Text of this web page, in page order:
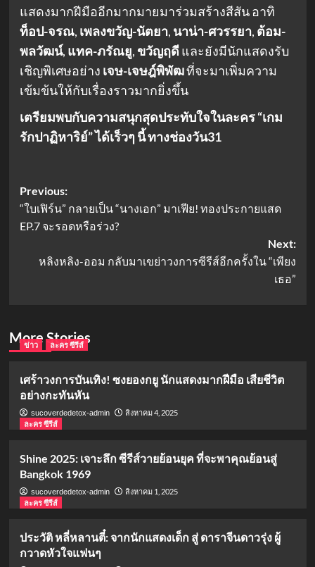
แสดงมากฝีมืออีกมากมายมาร่วมสร้างสีสัน อาทิ
ท็อป-จรณ, เพลงขวัญ-นัตยา, นาน่า-ศวรรยา, ต้อม-
พลวัฒน์, แทค-ภรัณยู, ขวัญฤดี และยังมีนักแสดงรับ
เชิญพิเศษอย่าง เจษ-เจษฎ์พิพัฒที่จะมาเพิ่มความ
เข้มข้นให้กับเรื่องราวมากยิ่งขึ้น
เตรียมพบกับความสนุกสุดประทับใจในละคร “เกม
รักปาฏิหาริย์” ได้เร็วๆ นี้ ทางช่องวัน31
Post
navigation
Previous:
“ใบเฟิร์น” กลายเป็น “นางเอก” มาเฟีย! ทองประกายแสด
EP.7 จะรอดหรือร่วง?
Next:
หลิงหลิง-ออม กลับมาเขย่าวงการซีรีส์อีกครั้งใน “เพียง
เธอ”
More Stories
ข่าว ละคร ซีรีส์
เศร้าวงการบันเทิง! ซงยองกยู นักแสดงมากฝีมือ เสียชีวิต
อย่างกะทันหัน
sucoverdedetox-admin
สิงหาคม 4, 2025
ละคร ซีรีส์
Shine 2025: เจาะลึก ซีรีส์วายย้อนยุค ที่จะพาคุณย้อนสู่
Bangkok 1969
sucoverdedetox-admin
สิงหาคม 1, 2025
ละคร ซีรีส์
ประวัติ หลี่หลานตี๋: จากนักแสดงเด็ก สู่ ดาราจีนดาวรุ่ง ผู้
กวาดหัวใจแฟนๆ